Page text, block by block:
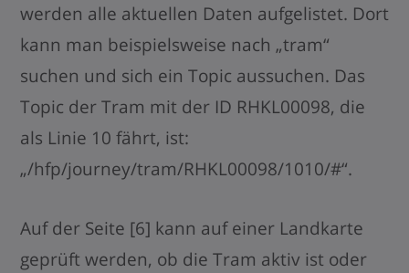
werden alle aktuellen Daten aufgelistet. Dort
kann man beispielsweise nach „tram“
suchen und sich ein Topic aussuchen. Das
Topic der Tram mit der ID RHKL00098, die
als Linie 10 fährt, ist:
„/hfp/journey/tram/RHKL00098/1010/#“.
Auf der Seite [6] kann auf einer Landkarte
geprüft werden, ob die Tram aktiv ist oder